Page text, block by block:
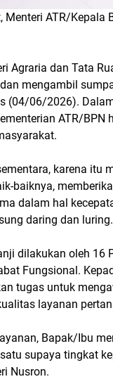
Menteri ATR/
Agraria dan Tata
mengambil
(04/06/2026).
ATR/
karena itu
baiknya,
dalam hal
daring dan luring.
dilakukan oleh 16
Fungsional.
tugas untuk
layanan
Bapak/Ibu
supaya tingkat
Nusron.